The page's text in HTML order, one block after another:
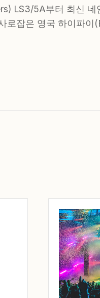
LS3/5A부터 최신 네
로잡은 영국 하이파